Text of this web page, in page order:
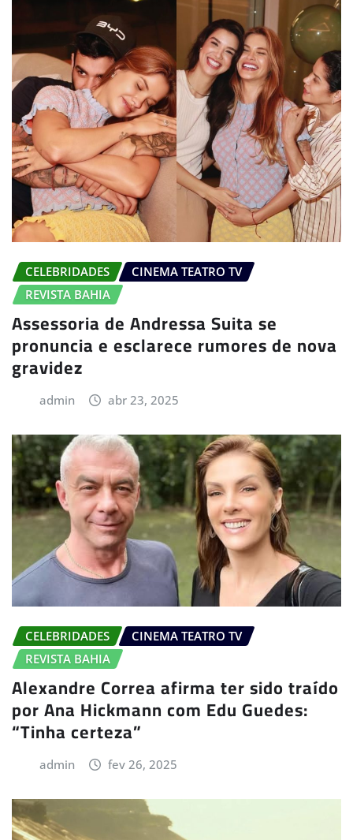
CELEBRIDADES
CINEMA TEATRO TV
REVISTA BAHIA
Assessoria de Andressa Suita se
pronuncia e esclarece rumores de nova
gravidez
admin abr 23, 2025
CELEBRIDADES
CINEMA TEATRO TV
REVISTA BAHIA
Alexandre Correa afirma ter sido traído
por Ana Hickmann com Edu Guedes:
“Tinha certeza”
admin fev 26, 2025